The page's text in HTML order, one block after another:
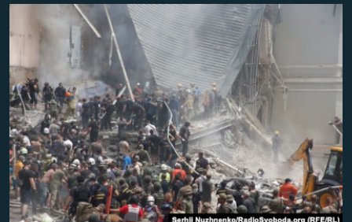
ВІДЕОУРОКИ «ELIFBE»
СВІДЧЕННЯ ОКУПАЦІЇ
УКРАЇНСЬКА ПРОБЛЕМА КРИМУ
ІНФОГРАФІКА
Русский
Qırımtatar
ДОЛУЧАЙСЯ!
Усі сайти RFE/RL